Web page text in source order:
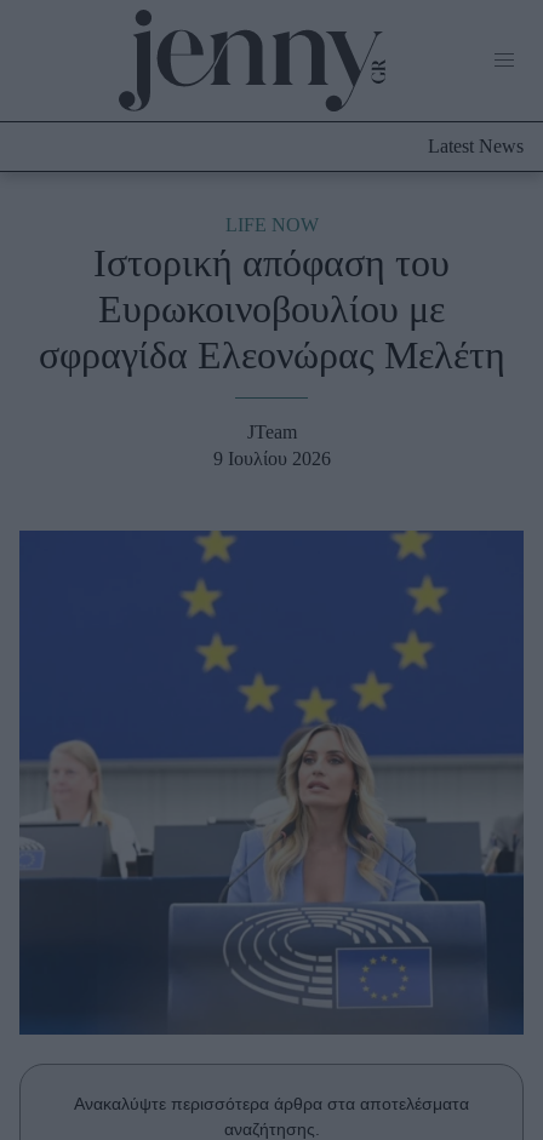
Culture
Fashion
Styling Tips
Fashion News
Μαλλιά - Νύχια
Υγεία + Διατροφή
Woman Power
Πρόσωπα
Celebrities
Latest News
LIFE NOW
Ιστορική απόφαση του
Ευρωκοινοβουλίου με
σφραγίδα Ελεονώρας Μελέτη
JTeam
9 Ιουλίου 2026
Ανακαλύψτε περισσότερα άρθρα στα αποτελέσματα
αναζήτησης.